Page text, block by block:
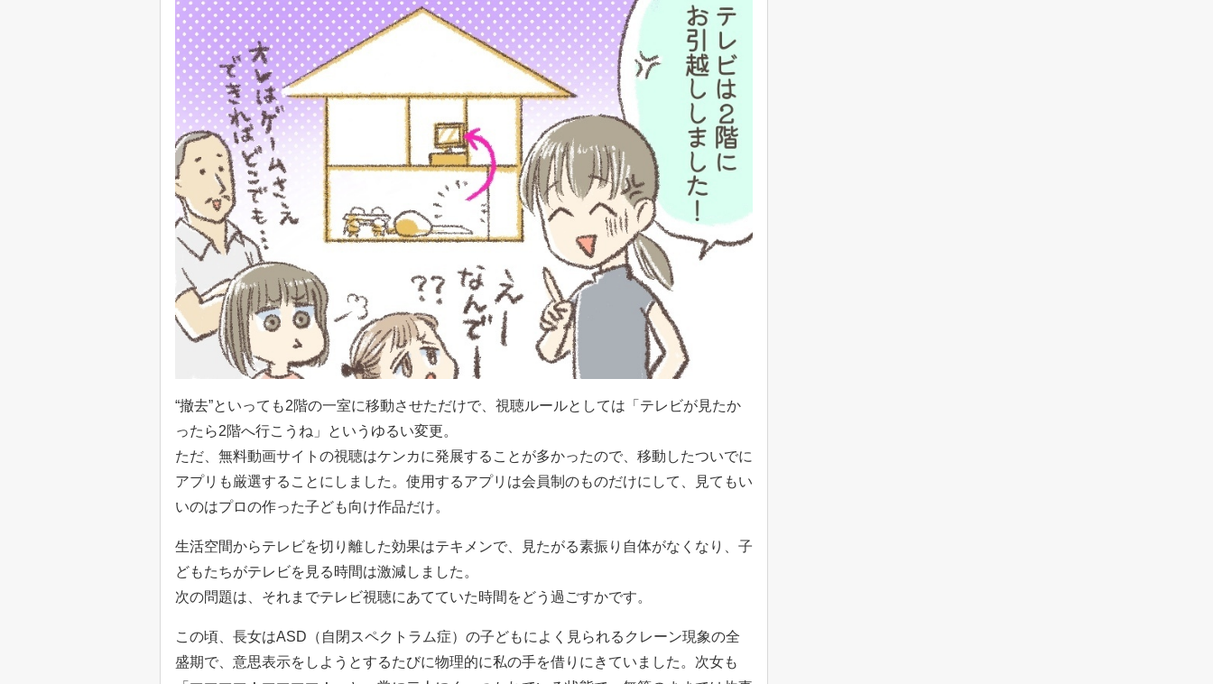
“撤去”といっても2階の一室に移動させただけで、視聴ルールとしては「テレビが見たか
ったら2階へ行こうね」というゆるい変更。
ただ、無料動画サイトの視聴はケンカに発展することが多かったので、移動したついでに
アプリも厳選することにしました。使用するアプリは会員制のものだけにして、見てもい
いのはプロの作った子ども向け作品だけ。
生活空間からテレビを切り離した効果はテキメンで、見たがる素振り自体がなくなり、子
どもたちがテレビを見る時間は激減しました。
次の問題は、それまでテレビ視聴にあてていた時間をどう過ごすかです。
この頃、長女はASD（自閉スペクトラム症）の子どもによく見られるクレーン現象の全
盛期で、意思表示をしようとするたびに物理的に私の手を借りにきていました。次女も